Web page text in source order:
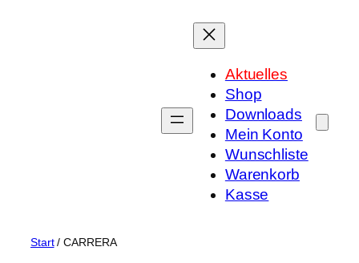
Aktuelles
Shop
Downloads
Mein Konto
Wunschliste
Warenkorb
Kasse
Start/ CARRERA